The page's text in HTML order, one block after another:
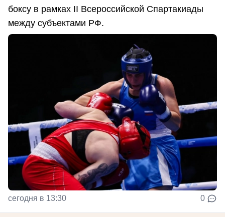
боксу в рамках II Всероссийской Спартакиады
между субъектами РФ.
сегодня в 13:30 0